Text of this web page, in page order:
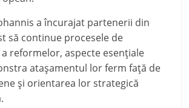
a încurajat partenerii din
să continue procesele de
reformelor, aspecte esenţiale
ataşamentul lor ferm faţă de
şi orientarea lor strategică